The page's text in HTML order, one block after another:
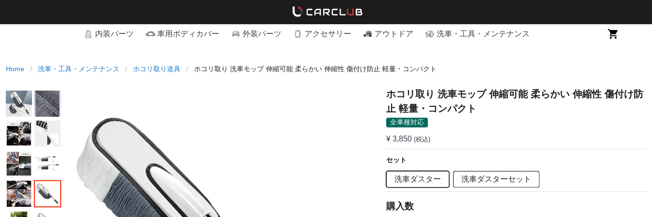
内装パーツ 車用ボディカバー 外装パーツ アクセサリー アウトドア 洗車・工具・メンテナンス
Home / 洗車・工具・メンテナンス / ホコリ取り道具 / ホコリ取り 洗車モップ 伸縮可能 柔らかい 伸縮性 傷付け防止 軽量・コンパクト
ホコリ取り 洗車モップ 伸縮可能 柔らかい 伸縮性 傷付け防
止 軽量・コンパクト
全車種対応
¥ 3,850 (税込)
セット
洗車ダスター 洗車ダスターセット
購入数